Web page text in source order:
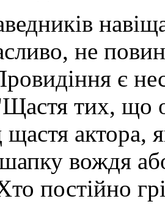
не
є
тих, що
щастя актора,
вождя
постійно